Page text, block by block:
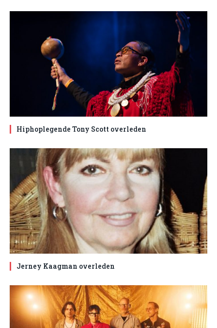
Hiphoplegende Tony Scott overleden
Jerney Kaagman overleden